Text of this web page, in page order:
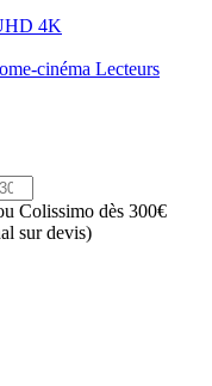
4K
cinéma Lecteurs
Colissimo dès 300€
sur devis)